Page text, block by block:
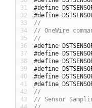
31
32
33
34
35
36
37
38
39
40
41
42
43
#define
#define
//
// OneWire
//
#define
#define
#define
#define
#define
#define
//
// Sensor